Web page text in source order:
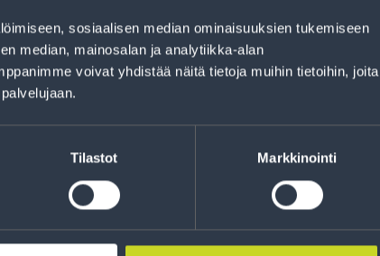
sosiaalisen median ominaisuuksien tukemiseen
median, mainosalan ja analytiikka-alan
voivat yhdistää näitä tietoja muihin tietoihin, joita
Tilastot Markkinointi